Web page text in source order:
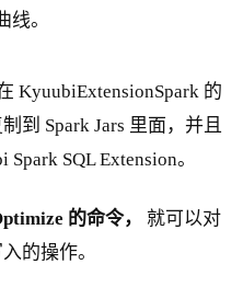
。
KyuubiExtensionSpark 的
到 Spark Jars 里面，并且
SQL Extension。
的命令，
就可以对
的操作。